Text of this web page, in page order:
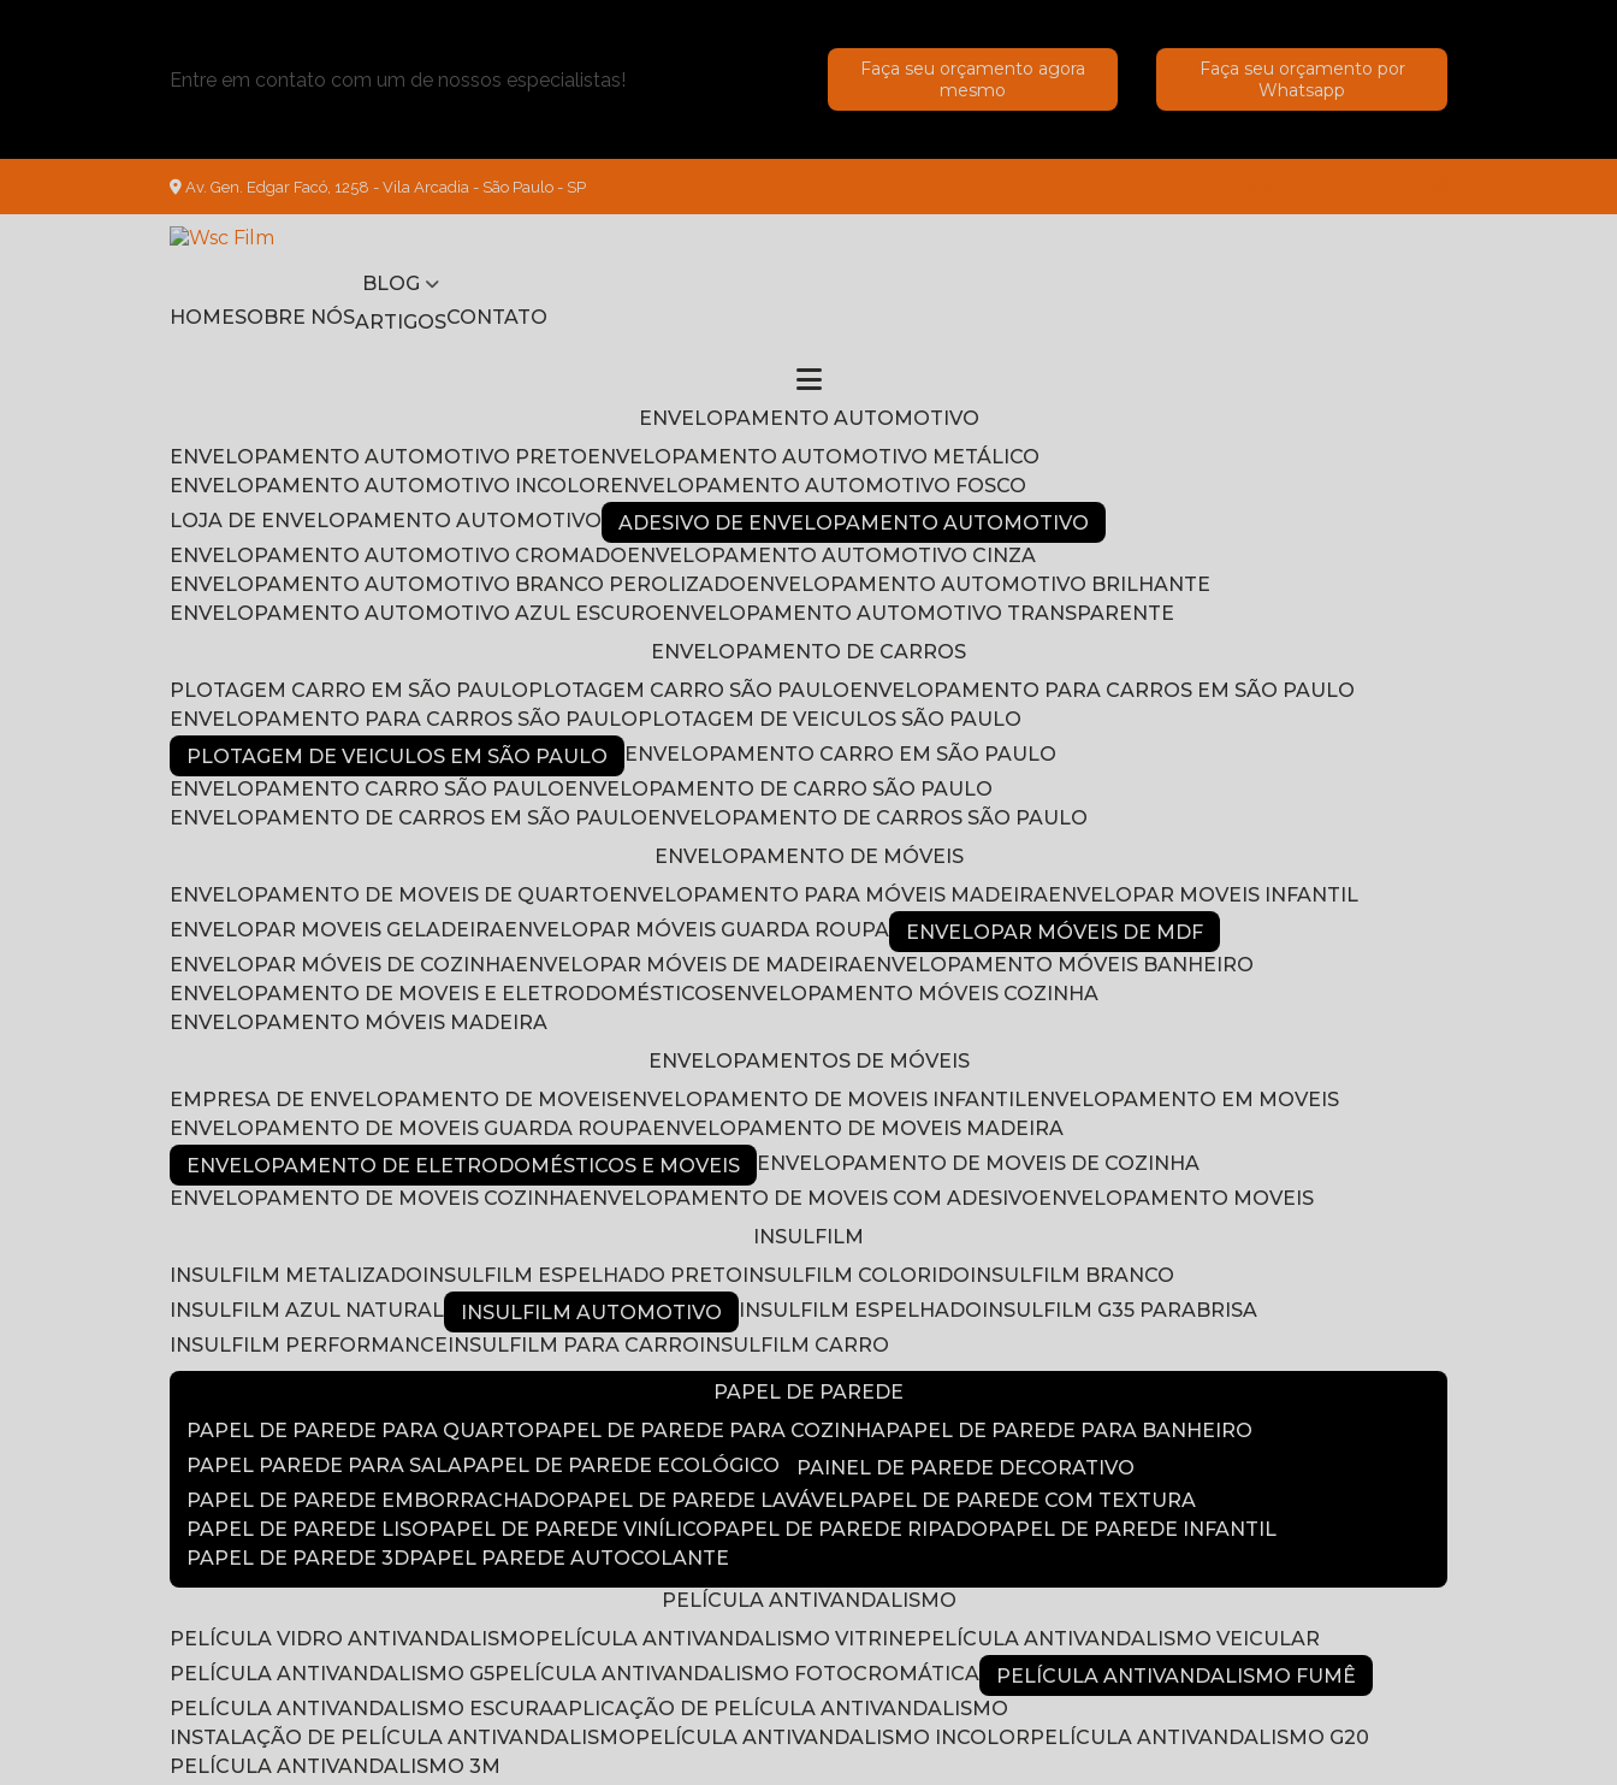
Entre em contato com um de nossos especialistas!
Faça seu orçamento agora
mesmo
Faça seu orçamento por
Whatsapp
Av. Gen. Edgar Facó, 1258 - Vila Arcadia - São Paulo - SP
HOME SOBRE NÓS
BLOG
ARTIGOS
CONTATO
ENVELOPAMENTO AUTOMOTIVO
ENVELOPAMENTO AUTOMOTIVO PRETO
ENVELOPAMENTO AUTOMOTIVO METÁLICO
ENVELOPAMENTO AUTOMOTIVO INCOLOR
ENVELOPAMENTO AUTOMOTIVO FOSCO
LOJA DE ENVELOPAMENTO AUTOMOTIVO
ADESIVO DE ENVELOPAMENTO AUTOMOTIVO
ENVELOPAMENTO AUTOMOTIVO CROMADO
ENVELOPAMENTO AUTOMOTIVO CINZA
ENVELOPAMENTO AUTOMOTIVO BRANCO PEROLIZADO
ENVELOPAMENTO AUTOMOTIVO BRILHANTE
ENVELOPAMENTO AUTOMOTIVO AZUL ESCURO
ENVELOPAMENTO AUTOMOTIVO TRANSPARENTE
ENVELOPAMENTO DE CARROS
PLOTAGEM CARRO EM SÃO PAULO
PLOTAGEM CARRO SÃO PAULO
ENVELOPAMENTO PARA CARROS EM SÃO PAULO
ENVELOPAMENTO PARA CARROS SÃO PAULO
PLOTAGEM DE VEICULOS SÃO PAULO
PLOTAGEM DE VEICULOS EM SÃO PAULO
ENVELOPAMENTO CARRO EM SÃO PAULO
ENVELOPAMENTO CARRO SÃO PAULO
ENVELOPAMENTO DE CARRO SÃO PAULO
ENVELOPAMENTO DE CARROS EM SÃO PAULO
ENVELOPAMENTO DE CARROS SÃO PAULO
ENVELOPAMENTO DE MÓVEIS
ENVELOPAMENTO DE MOVEIS DE QUARTO
ENVELOPAMENTO PARA MÓVEIS MADEIRA
ENVELOPAR MOVEIS INFANTIL
ENVELOPAR MOVEIS GELADEIRA
ENVELOPAR MÓVEIS GUARDA ROUPA
ENVELOPAR MÓVEIS DE MDF
ENVELOPAR MÓVEIS DE COZINHA
ENVELOPAR MÓVEIS DE MADEIRA
ENVELOPAMENTO MÓVEIS BANHEIRO
ENVELOPAMENTO DE MOVEIS E ELETRODOMÉSTICOS
ENVELOPAMENTO MÓVEIS COZINHA
ENVELOPAMENTO MÓVEIS MADEIRA
ENVELOPAMENTOS DE MÓVEIS
EMPRESA DE ENVELOPAMENTO DE MOVEIS
ENVELOPAMENTO DE MOVEIS INFANTIL
ENVELOPAMENTO EM MOVEIS
ENVELOPAMENTO DE MOVEIS GUARDA ROUPA
ENVELOPAMENTO DE MOVEIS MADEIRA
ENVELOPAMENTO DE ELETRODOMÉSTICOS E MOVEIS
ENVELOPAMENTO DE MOVEIS DE COZINHA
ENVELOPAMENTO DE MOVEIS COZINHA
ENVELOPAMENTO DE MOVEIS COM ADESIVO
ENVELOPAMENTO MOVEIS
INSULFILM
INSULFILM METALIZADO INSULFILM ESPELHADO PRETO INSULFILM COLORIDO INSULFILM BRANCO
INSULFILM AZUL NATURAL
INSULFILM AUTOMOTIVO INSULFILM ESPELHADO INSULFILM G35 PARABRISA
INSULFILM PERFORMANCE INSULFILM PARA CARRO INSULFILM CARRO
PAPEL DE PAREDE
PAPEL DE PAREDE PARA QUARTO
PAPEL DE PAREDE PARA COZINHA PAPEL DE PAREDE PARA BANHEIRO
PAPEL PAREDE PARA SALA PAPEL DE PAREDE ECOLÓGICO
PAINEL DE PAREDE DECORATIVO
PAPEL DE PAREDE EMBORRACHADO
PAPEL DE PAREDE LAVÁVEL PAPEL DE PAREDE COM TEXTURA
PAPEL DE PAREDE LISO
PAPEL DE PAREDE VINÍLICO PAPEL DE PAREDE RIPADO
PAPEL DE PAREDE INFANTIL
PAPEL DE PAREDE 3D PAPEL PAREDE AUTOCOLANTE
PELÍCULA ANTIVANDALISMO
PELÍCULA VIDRO ANTIVANDALISMO
PELÍCULA ANTIVANDALISMO VITRINE
PELÍCULA ANTIVANDALISMO VEICULAR
PELÍCULA ANTIVANDALISMO G5
PELÍCULA ANTIVANDALISMO FOTOCROMÁTICA
PELÍCULA ANTIVANDALISMO FUMÊ
PELÍCULA ANTIVANDALISMO ESCURA
APLICAÇÃO DE PELÍCULA ANTIVANDALISMO
INSTALAÇÃO DE PELÍCULA ANTIVANDALISMO
PELÍCULA ANTIVANDALISMO INCOLOR
PELÍCULA ANTIVANDALISMO G20
PELÍCULA ANTIVANDALISMO 3M